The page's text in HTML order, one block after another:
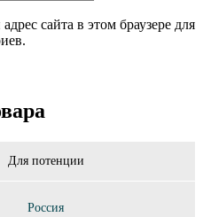
сайта в этом браузере для
Для потенции
Россия